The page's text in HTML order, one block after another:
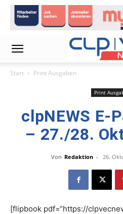
Start Print Ausgaben
Print
clpNEWS E-
– 27./28.
Von Redaktion - 26.
[flipbook pdf=“https://